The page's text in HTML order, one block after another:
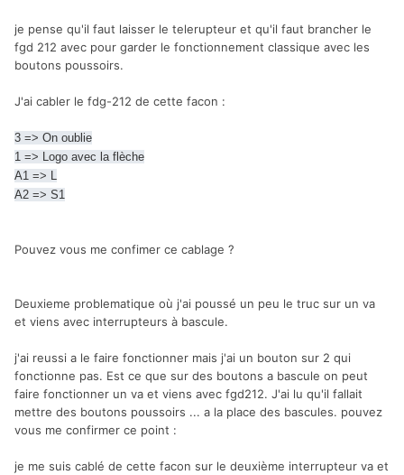
je pense qu'il faut laisser le telerupteur et qu'il faut brancher le
fgd 212 avec pour garder le fonctionnement classique avec les
boutons poussoirs.
J'ai cabler le fdg-212 de cette facon :
3 => On oublie
1 => Logo avec la flèche
A1 => L
A2 => S1
Pouvez vous me confimer ce cablage ?
Deuxieme problematique où j'ai poussé un peu le truc sur un va
et viens avec interrupteurs à bascule.
j'ai reussi a le faire fonctionner mais j'ai un bouton sur 2 qui
fonctionne pas. Est ce que sur des boutons a bascule on peut
faire fonctionner un va et viens avec fgd212. J'ai lu qu'il fallait
mettre des boutons poussoirs ... a la place des bascules. pouvez
vous me confirmer ce point :
je me suis cablé de cette facon sur le deuxième interrupteur va et